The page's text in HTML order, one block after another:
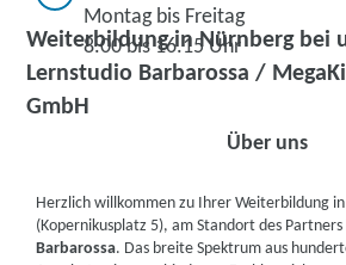
Weiterbildung in Nürnberg bei
Lernstudio Barbarossa /
GmbH
Montag bis Freitag
8.00 bis 16.15 Uhr
Über uns
Herzlich willkommen zu Ihrer Weiterbildung
(Kopernikusplatz 5), am Standort des Partners
Barbarossa. Das breite Spektrum aus